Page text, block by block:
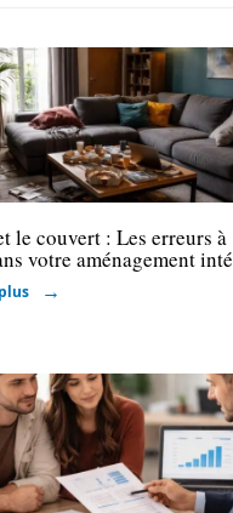
le couvert : Les erreurs à
votre aménagement